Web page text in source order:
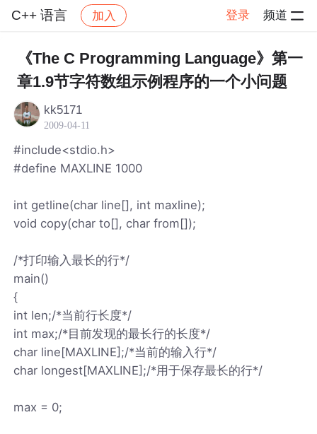
C++ 语言 加入 登录 频道
社区 C++ 语言 帖子详情
《The C Programming Language》第一
章1.9节字符数组示例程序的一个小问题
kk5171
2009-04-11
#include<stdio.h>
#define MAXLINE 1000
int getline(char line[], int maxline);
void copy(char to[], char from[]);
/*打印输入最长的行*/
main()
{
int len;/*当前行长度*/
int max;/*目前发现的最长行的长度*/
char line[MAXLINE];/*当前的输入行*/
char longest[MAXLINE];/*用于保存最长的行*/
max = 0;